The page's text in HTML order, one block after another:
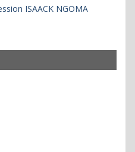
ISAACK NGOMA